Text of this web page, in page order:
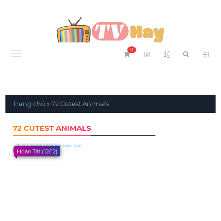
Menu
0
Trang chủ »72 Cutest Animals
72 CUTEST ANIMALS
Hoàn Tất (12/12)